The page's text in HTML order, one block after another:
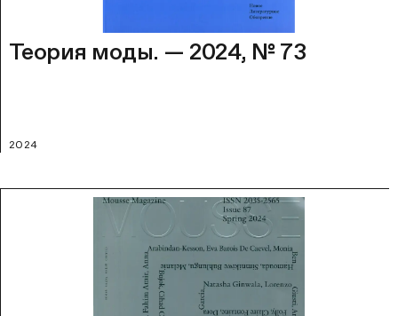
Теория моды. — 2024, № 73
2024